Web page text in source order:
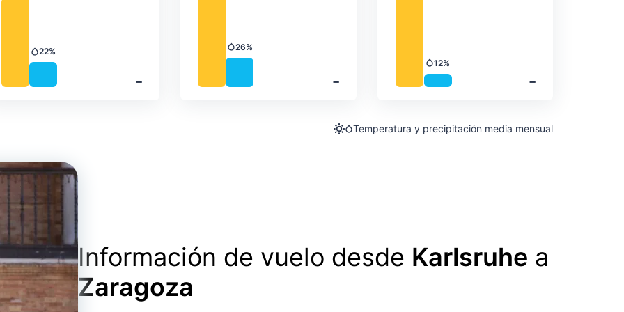
‐
Precipitación
22%
‐
Precipitación
26%
‐
Precipitación
12%
Temperatura y precipitación media mensual
Información de vuelo desde Karlsruhe a
Zaragoza